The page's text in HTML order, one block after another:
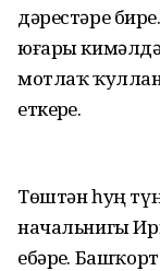
дәрестәре
юғары кимәлдә
мотлаҡ
еткерҙе.
Төштән һуң
начальнигы
ебәрҙе.